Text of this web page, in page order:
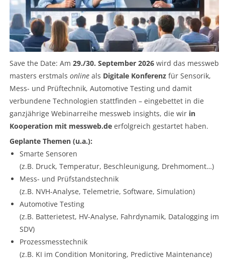
Save the Date: Am 29./30. September 2026wird das messweb
masters erstmals onlineals Digitale Konferenzfür Sensorik,
Mess- und Prüftechnik, Automotive Testing und damit
verbundene Technologien stattfinden – eingebettet in die
ganzjährige Webinarreihe messweb insights, die wir in
Kooperation mit messweb.deerfolgreich gestartet haben.
Geplante Themen (u.a.):
Smarte Sensoren
(z.B. Druck, Temperatur, Beschleunigung, Drehmoment…)
Mess- und Prüfstandstechnik
(z.B. NVH-Analyse, Telemetrie, Software, Simulation)
Automotive Testing
(z.B. Batterietest, HV-Analyse, Fahrdynamik, Datalogging im
SDV)
Prozessmesstechnik
(z.B. KI im Condition Monitoring, Predictive Maintenance)